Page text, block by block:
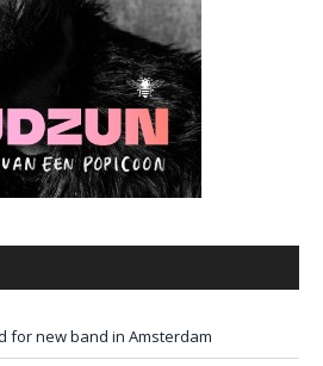
for new band in Amsterdam